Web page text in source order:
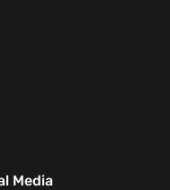
Media